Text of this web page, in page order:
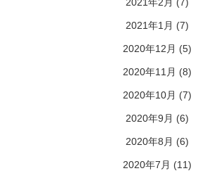
2021年2月 (7)
2021年1月 (7)
2020年12月 (5)
2020年11月 (8)
2020年10月 (7)
2020年9月 (6)
2020年8月 (6)
2020年7月 (11)